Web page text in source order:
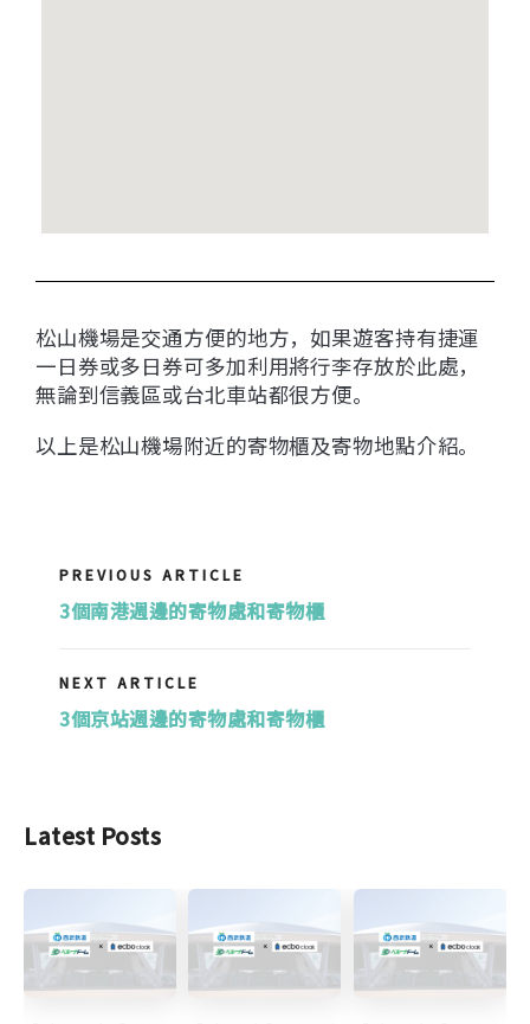
松山機場是交通方便的地方，如果遊客持有捷運
一日券或多日券可多加利用將行李存放於此處，
無論到信義區或台北車站都很方便。
以上是松山機場附近的寄物櫃及寄物地點介紹。
PREVIOUS ARTICLE
3個南港週邊的寄物處和寄物櫃
NEXT ARTICLE
3個京站週邊的寄物處和寄物櫃
Latest Posts